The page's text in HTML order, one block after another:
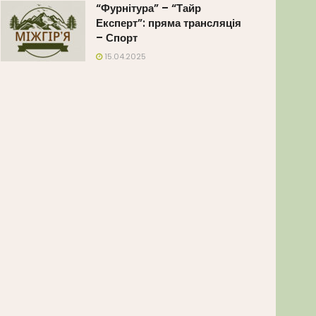
“Фурнітура” – “Тайр
Експерт”: пряма трансляція
– Спорт
15.04.2025